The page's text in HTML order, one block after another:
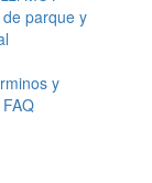
parque y
y
FAQ